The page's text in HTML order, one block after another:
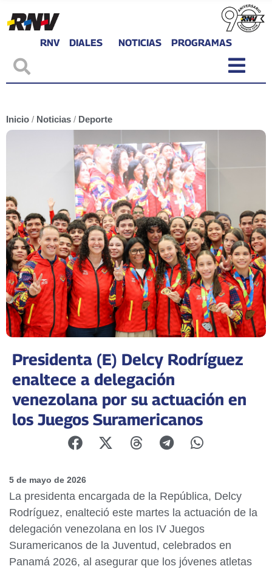
RNV DIALES NOTICIAS PROGRAMAS
Inicio / Noticias / Deporte
Presidenta (E) Delcy Rodríguez
enaltece a delegación
venezolana por su actuación en
los Juegos Suramericanos
5 de mayo de 2026
La presidenta encargada de la República, Delcy
Rodríguez, enalteció este martes la actuación de la
delegación venezolana en los IV Juegos
Suramericanos de la Juventud, celebrados en
Panamá 2026, al asegurar que los jóvenes atletas